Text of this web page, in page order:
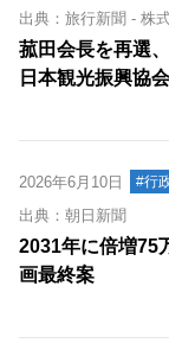
出典：旅行新聞 - 株
菰田会長を再選
日本観光振興協
2026年6月10日 #行
出典：朝日新聞
2031年に倍増75
画最終案